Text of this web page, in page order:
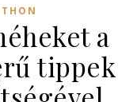
a
tippek